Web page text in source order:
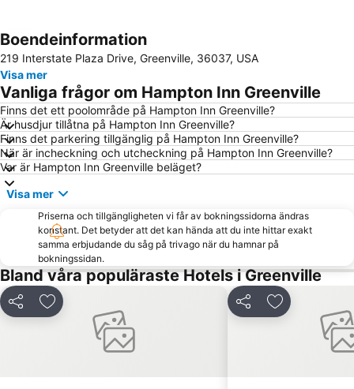
Förstora kartan
Boendeinformation
219 Interstate Plaza Drive, Greenville, 36037, USA
Visa mer
Vanliga frågor om Hampton Inn Greenville
Finns det ett poolområde på Hampton Inn Greenville?
Är husdjur tillåtna på Hampton Inn Greenville?
Finns det parkering tillgänglig på Hampton Inn Greenville?
När är incheckning och utcheckning på Hampton Inn Greenville?
Var är Hampton Inn Greenville beläget?
Visa mer
Priserna och tillgängligheten vi får av bokningssidorna ändras
konstant. Det betyder att det kan hända att du inte hittar exakt
samma erbjudande du såg på trivago när du hamnar på
bokningssidan.
Bland våra populäraste Hotels i Greenville
Dela Lägg till i Mina Favoriter Dela Lägg till i